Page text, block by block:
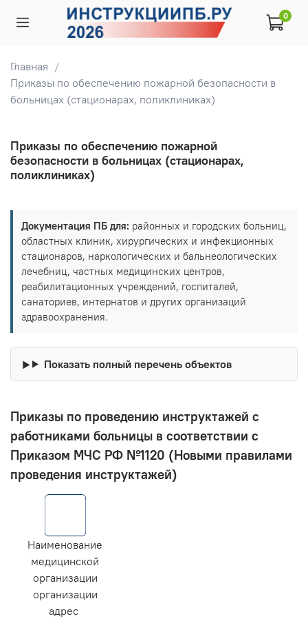
0
Главная
Приказы по обеспечению пожарной безопасности в
больницах (стационарах, поликлиниках)
Приказы по обеспечению пожарной
безопасности в больницах (стационарах,
поликлиниках)
Документация ПБ для: районных и городских больниц,
областных клиник, хирургических и инфекционных
стационаров, наркологических и бальнеологических
лечебниц, частных медицинских центров,
реабилитационных учреждений, госпиталей,
санаториев, интернатов и других организаций
здравоохранения.
Показать полный перечень объектов
Приказы по проведению инструктажей с
работниками больницы в соответствии с
Приказом МЧС РФ №1120 (Новыми правилами
проведения инструктажей)
Наименование
медицинской
организации
организации
адрес